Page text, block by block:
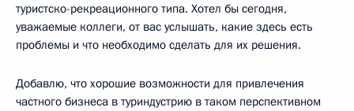
туристско-рекреационного типа. Хотел бы сегодня,
уважаемые коллеги, от вас услышать, какие здесь есть
проблемы и что необходимо сделать для их решения.
Добавлю, что хорошие возможности для привлечения
частного бизнеса в туриндустрию в таком перспективном